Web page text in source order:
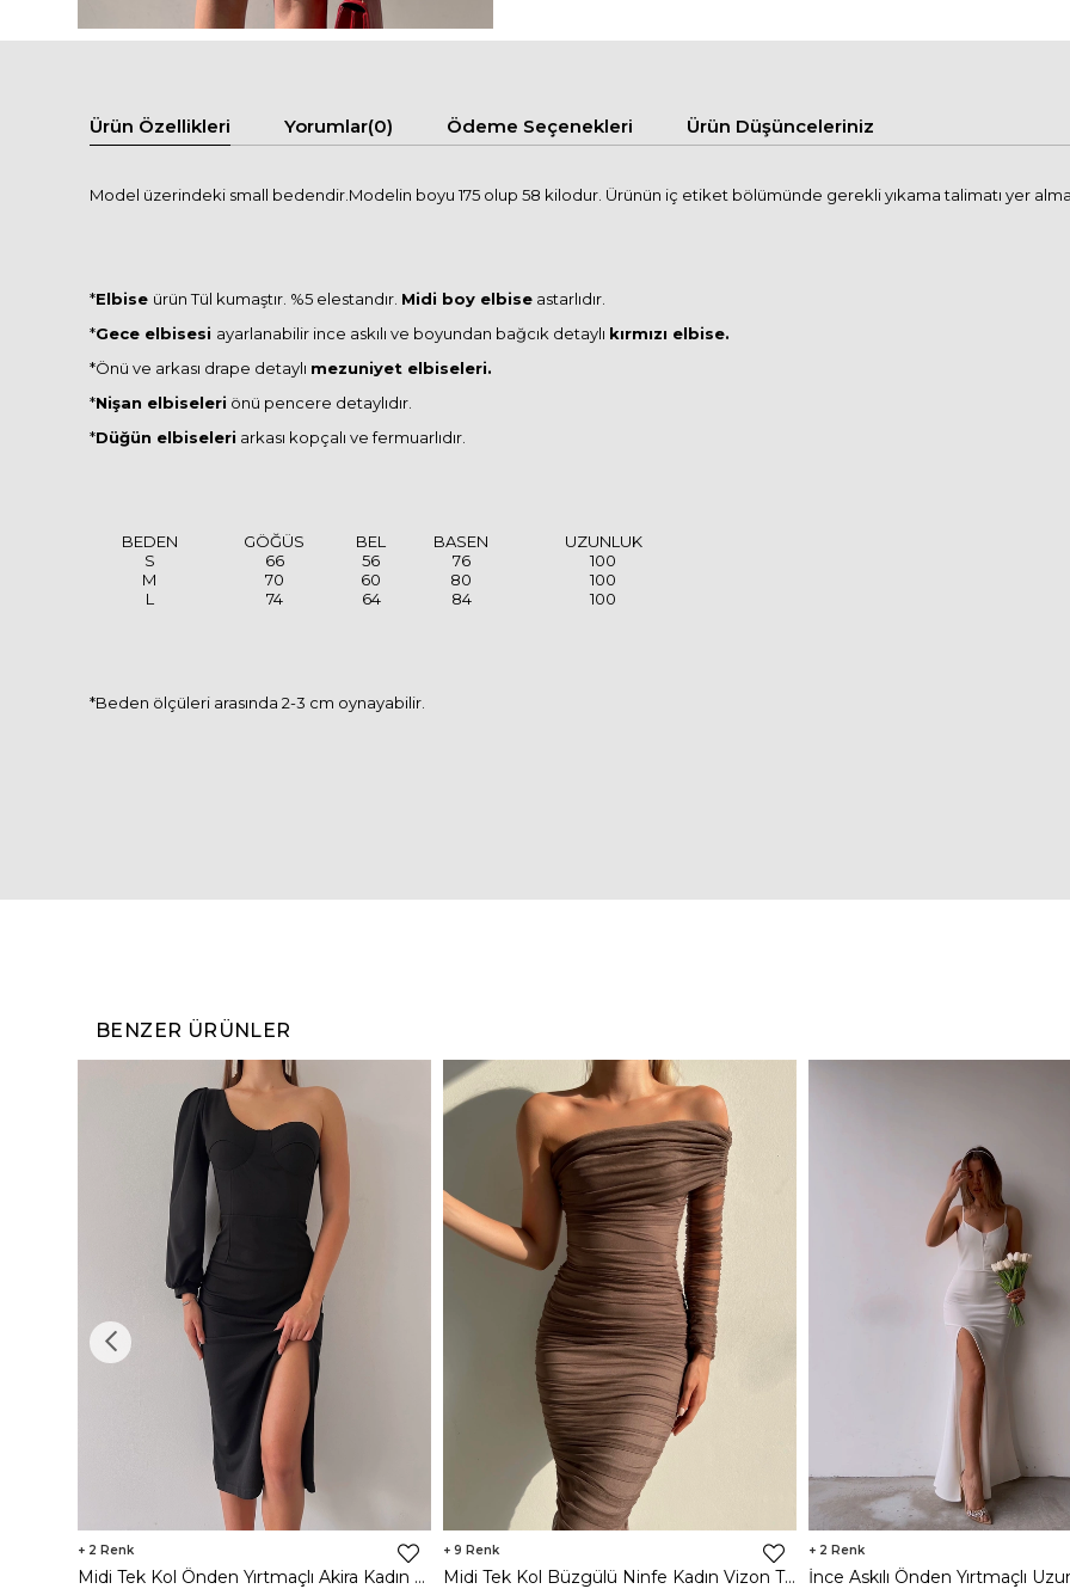
Ürün Özellikleri Yorumlar(0) Ödeme Seçenekleri Ürün Düşünceleriniz
Model üzerindeki small bedendir.Modelin boyu 175 olup 58 kilodur. Ürünün iç etiket bölümünde gerekli yıkama talimatı yer
*Elbise ürün Tül kumaştır. %5 elestandır. Midi boy elbise astarlıdır.
*Gece elbisesi ayarlanabilir ince askılı ve boyundan bağcık detaylı kırmızı elbise.
*Önü ve arkası drape detaylı mezuniyet elbiseleri.
*Nişan elbiseleri önü pencere detaylıdır.
*Düğün elbiseleri arkası kopçalı ve fermuarlıdır.
BEDEN GÖĞÜS BEL BASEN
UZUNLUK
S
66 56 76
100
M
70 60 80
100
L
74 64 84 100
*Beden ölçüleri arasında 2-3 cm oynayabilir.
BENZER ÜRÜNLER
2
Midi Tek Kol Önden Yırtmaçlı Akira Kadın Siyah Elbise 22K000228
9
Midi Tek Kol Büzgülü Ninfe Kadın Vizon Tül Elbise 22K000524
2